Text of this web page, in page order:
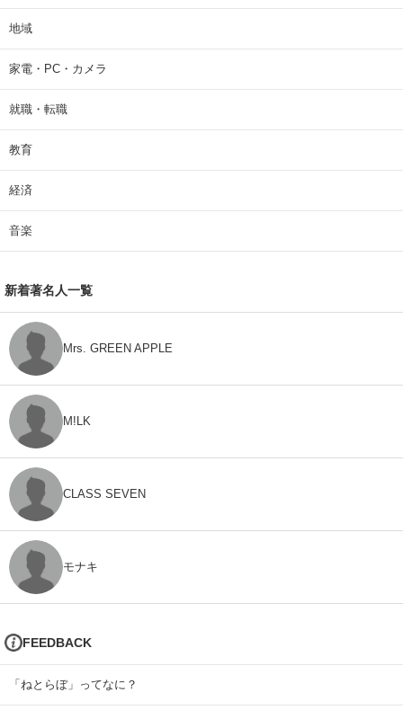
地域
家電・PC・カメラ
就職・転職
教育
経済
音楽
新着著名人一覧
Mrs. GREEN APPLE
M!LK
CLASS SEVEN
モナキ
FEEDBACK
「ねとらぼ」ってなに？